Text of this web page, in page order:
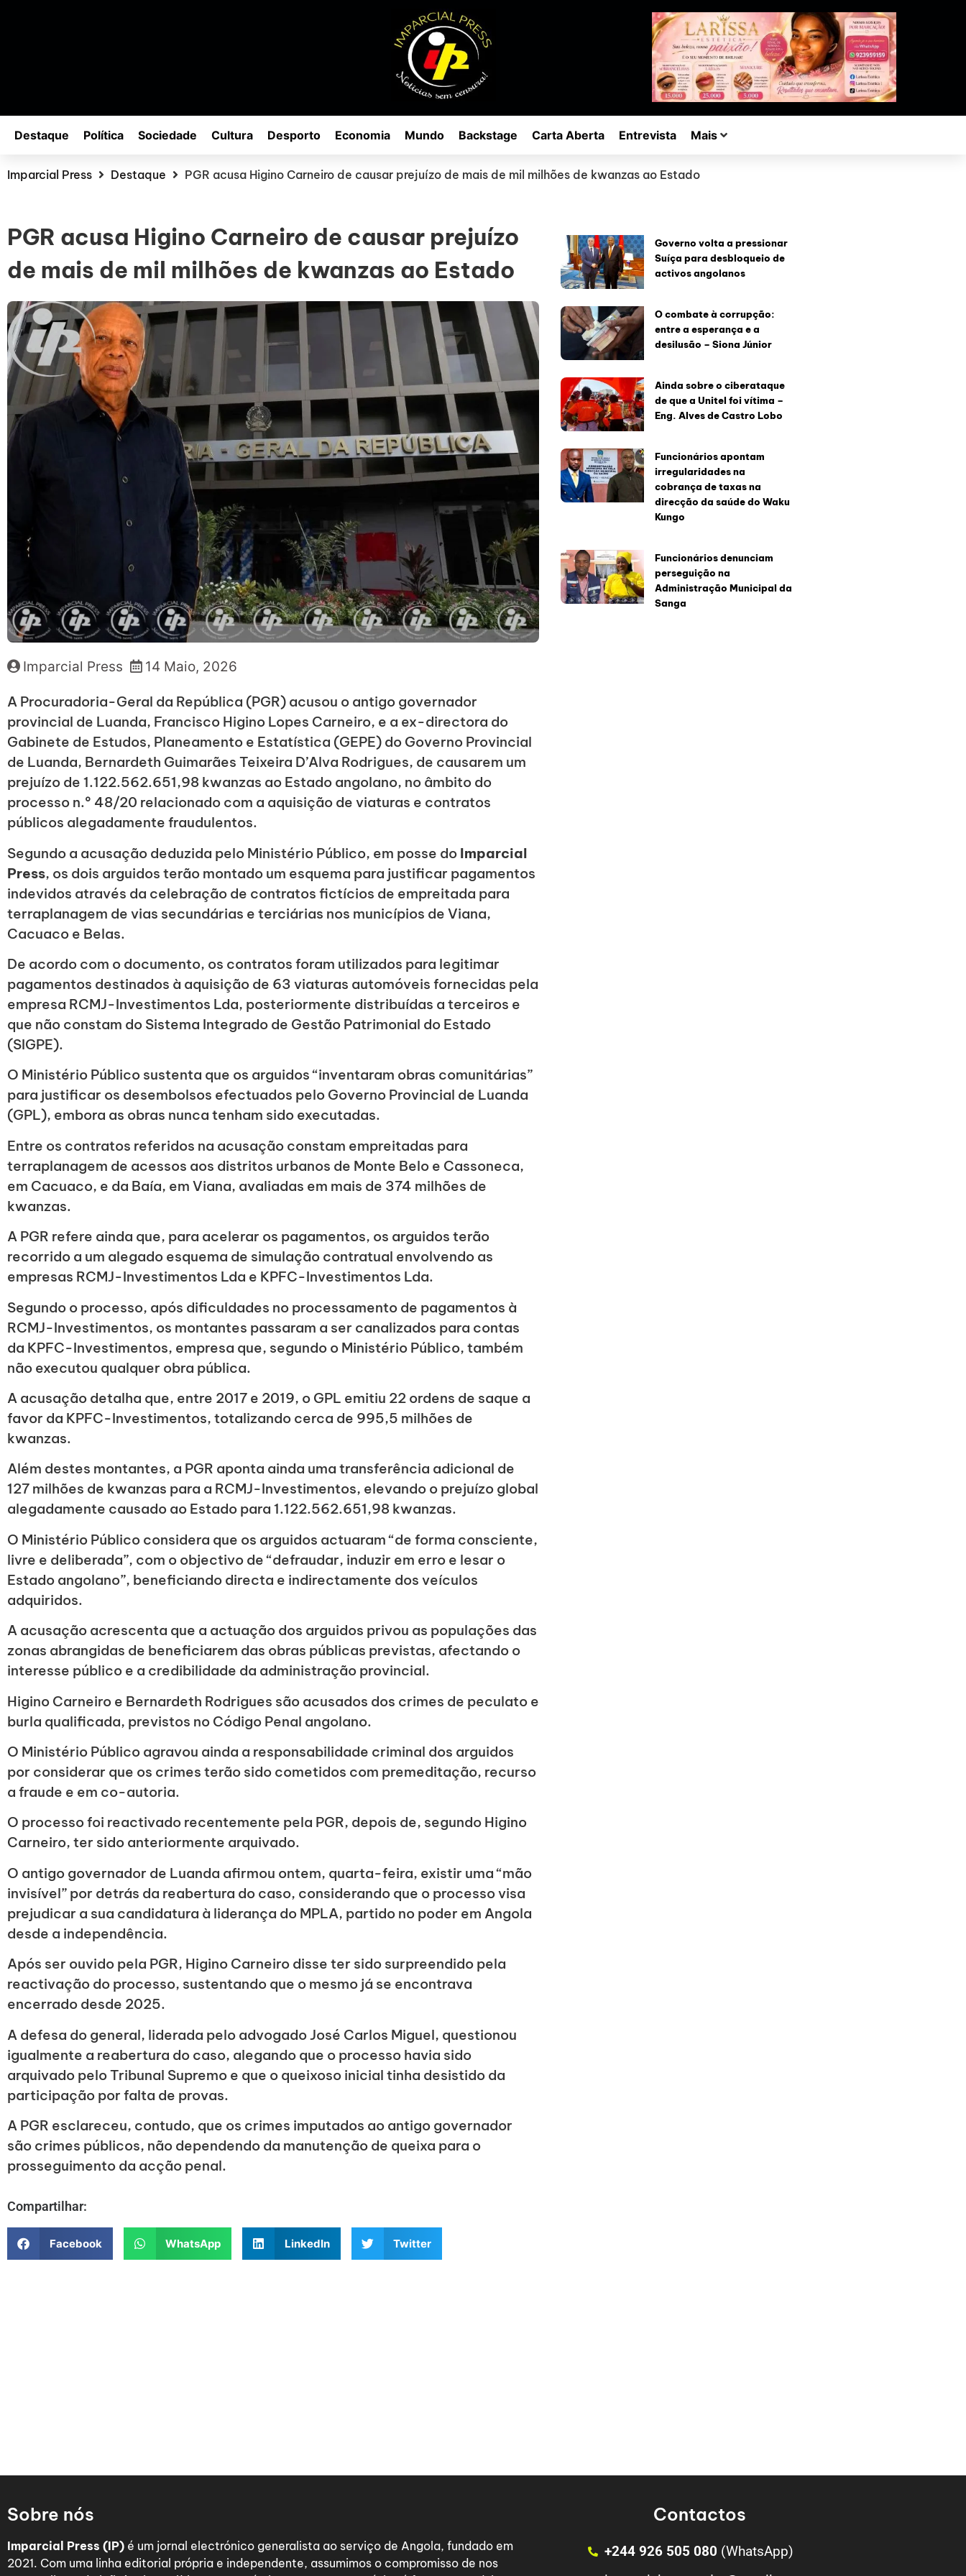
Destaque Política Sociedade Cultura Desporto Economia Mundo Backstage Carta Aberta Entrevista Mais
Imparcial Press Destaque PGR acusa Higino Carneiro de causar prejuízo de mais de mil milhões de kwanzas ao Estado
PGR acusa Higino Carneiro de causar prejuízo
de mais de mil milhões de kwanzas ao Estado
Imparcial Press 14 Maio, 2026
A Procuradoria-Geral da República (PGR) acusou o antigo governador
provincial de Luanda, Francisco Higino Lopes Carneiro, e a ex-directora do
Gabinete de Estudos, Planeamento e Estatística (GEPE) do Governo Provincial
de Luanda, Bernardeth Guimarães Teixeira D’Alva Rodrigues, de causarem um
prejuízo de 1.122.562.651,98 kwanzas ao Estado angolano, no âmbito do
processo n.º 48/20 relacionado com a aquisição de viaturas e contratos
públicos alegadamente fraudulentos.
Segundo a acusação deduzida pelo Ministério Público, em posse do Imparcial
Press, os dois arguidos terão montado um esquema para justificar pagamentos
indevidos através da celebração de contratos fictícios de empreitada para
terraplanagem de vias secundárias e terciárias nos municípios de Viana,
Cacuaco e Belas.
De acordo com o documento, os contratos foram utilizados para legitimar
pagamentos destinados à aquisição de 63 viaturas automóveis fornecidas pela
empresa RCMJ-Investimentos Lda, posteriormente distribuídas a terceiros e
que não constam do Sistema Integrado de Gestão Patrimonial do Estado
(SIGPE).
O Ministério Público sustenta que os arguidos “inventaram obras comunitárias”
para justificar os desembolsos efectuados pelo Governo Provincial de Luanda
(GPL), embora as obras nunca tenham sido executadas.
Entre os contratos referidos na acusação constam empreitadas para
terraplanagem de acessos aos distritos urbanos de Monte Belo e Cassoneca,
em Cacuaco, e da Baía, em Viana, avaliadas em mais de 374 milhões de
kwanzas.
A PGR refere ainda que, para acelerar os pagamentos, os arguidos terão
recorrido a um alegado esquema de simulação contratual envolvendo as
empresas RCMJ-Investimentos Lda e KPFC-Investimentos Lda.
Segundo o processo, após dificuldades no processamento de pagamentos à
RCMJ-Investimentos, os montantes passaram a ser canalizados para contas
da KPFC-Investimentos, empresa que, segundo o Ministério Público, também
não executou qualquer obra pública.
A acusação detalha que, entre 2017 e 2019, o GPL emitiu 22 ordens de saque a
favor da KPFC-Investimentos, totalizando cerca de 995,5 milhões de
kwanzas.
Além destes montantes, a PGR aponta ainda uma transferência adicional de
127 milhões de kwanzas para a RCMJ-Investimentos, elevando o prejuízo global
alegadamente causado ao Estado para 1.122.562.651,98 kwanzas.
O Ministério Público considera que os arguidos actuaram “de forma consciente,
livre e deliberada”, com o objectivo de “defraudar, induzir em erro e lesar o
Estado angolano”, beneficiando directa e indirectamente dos veículos
adquiridos.
A acusação acrescenta que a actuação dos arguidos privou as populações das
zonas abrangidas de beneficiarem das obras públicas previstas, afectando o
interesse público e a credibilidade da administração provincial.
Higino Carneiro e Bernardeth Rodrigues são acusados dos crimes de peculato e
burla qualificada, previstos no Código Penal angolano.
O Ministério Público agravou ainda a responsabilidade criminal dos arguidos
por considerar que os crimes terão sido cometidos com premeditação, recurso
a fraude e em co-autoria.
O processo foi reactivado recentemente pela PGR, depois de, segundo Higino
Carneiro, ter sido anteriormente arquivado.
O antigo governador de Luanda afirmou ontem, quarta-feira, existir uma “mão
invisível” por detrás da reabertura do caso, considerando que o processo visa
prejudicar a sua candidatura à liderança do MPLA, partido no poder em Angola
desde a independência.
Após ser ouvido pela PGR, Higino Carneiro disse ter sido surpreendido pela
reactivação do processo, sustentando que o mesmo já se encontrava
encerrado desde 2025.
A defesa do general, liderada pelo advogado José Carlos Miguel, questionou
igualmente a reabertura do caso, alegando que o processo havia sido
arquivado pelo Tribunal Supremo e que o queixoso inicial tinha desistido da
participação por falta de provas.
A PGR esclareceu, contudo, que os crimes imputados ao antigo governador
são crimes públicos, não dependendo da manutenção de queixa para o
prosseguimento da acção penal.
Compartilhar:
Facebook WhatsApp LinkedIn Twitter
Governo volta a pressionar
Suíça para desbloqueio de
activos angolanos
O combate à corrupção:
entre a esperança e a
desilusão – Siona Júnior
Ainda sobre o ciberataque
de que a Unitel foi vítima –
Eng. Alves de Castro Lobo
Funcionários apontam
irregularidades na
cobrança de taxas na
direcção da saúde do Waku
Kungo
Funcionários denunciam
perseguição na
Administração Municipal da
Sanga
Sobre nós
Imparcial Press (IP) é um jornal electrónico generalista ao serviço de Angola, fundado em
2021. Com uma linha editorial própria e independente, assumimos o compromisso de nos
Contactos
+244 926 505 080 (WhatsApp)